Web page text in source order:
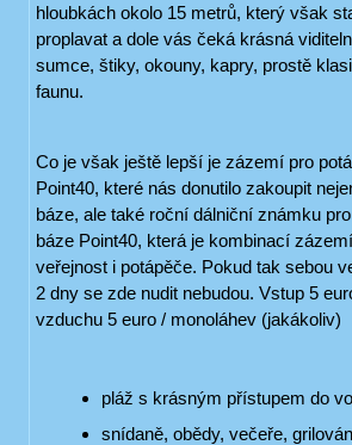
hloubkách okolo 15 metrů, který však
proplavat a dole vás čeká krásná
sumce, štiky, okouny, kapry, prostě
faunu.
Co je však ještě lepší je zázemí pro
Point40, které nás donutilo zakoupit
báze, ale také roční dálniční známku
báze Point40, která je kombinací
veřejnost i potápěče. Pokud tak sebou
2 dny se zde nudit nebudou. Vstup 5
vzduchu 5 euro / monoláhev (jakákoliv)
pláž s krásným přístupem do
snídaně, obědy, večeře,